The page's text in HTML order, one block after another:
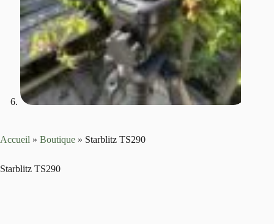
Accueil » Boutique » Starblitz TS290
Starblitz TS290